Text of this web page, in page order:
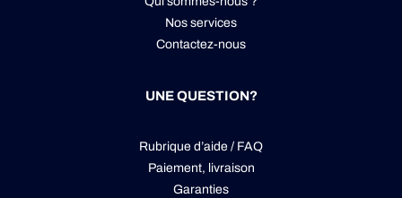
Nos services
Contactez-nous
UNE QUESTION?
Rubrique d’aide / FAQ
Paiement, livraison
Garanties